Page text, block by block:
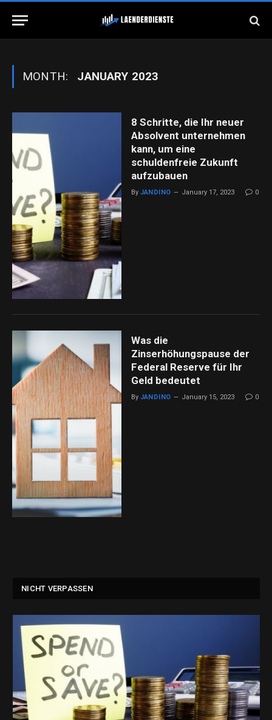
MONTH: JANUARY 2023
8 Schritte, die Ihr neuer
Absolvent unternehmen
kann, um eine
schuldenfreie Zukunft
aufzubauen
By JANDINO January 17, 2023 0
Was die
Zinserhöhungspause der
Federal Reserve für Ihr
Geld bedeutet
By JANDINO January 15, 2023 0
NICHT VERPASSEN